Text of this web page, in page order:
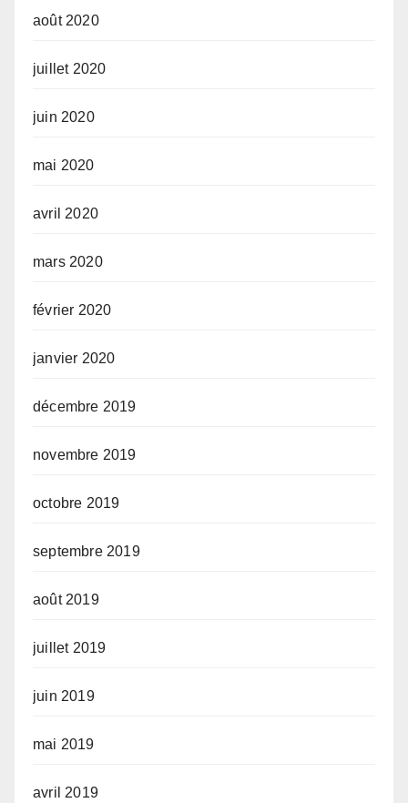
août 2020
juillet 2020
juin 2020
mai 2020
avril 2020
mars 2020
février 2020
janvier 2020
décembre 2019
novembre 2019
octobre 2019
septembre 2019
août 2019
juillet 2019
juin 2019
mai 2019
avril 2019